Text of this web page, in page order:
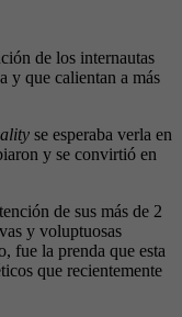
de los internautas
y que calientan a más
se esperaba verla en
y se convirtió en
de sus más de 2
y voluptuosas
fue la prenda que esta
que recientemente